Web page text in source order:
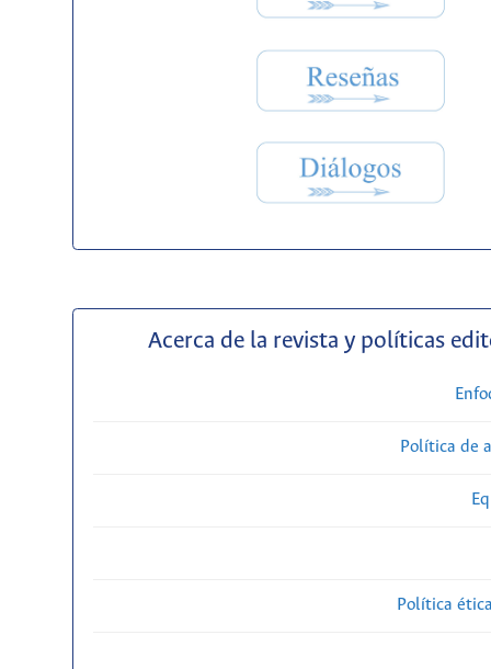
Acerca de la revista y políticas
Política de
Política